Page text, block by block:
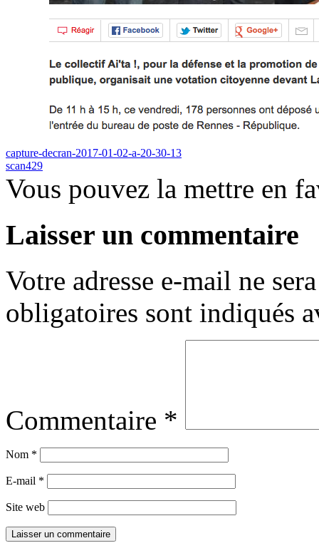
capture-decran-2017-01-02-a-20-30-13
scan429
Vous pouvez la mettre en
Laisser un commentaire
Votre adresse e-mail ne
obligatoires sont indiqués
Commentaire *
Nom *
E-mail *
Site web